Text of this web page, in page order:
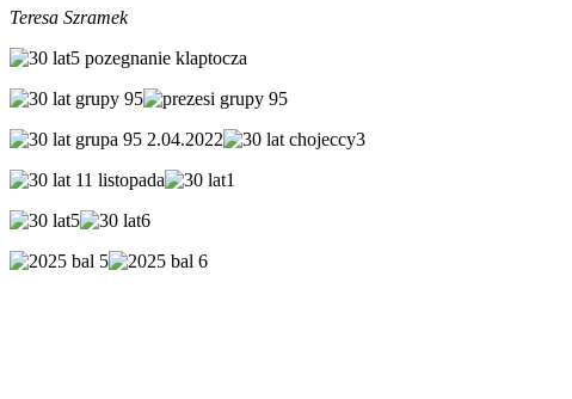
Teresa Szramek